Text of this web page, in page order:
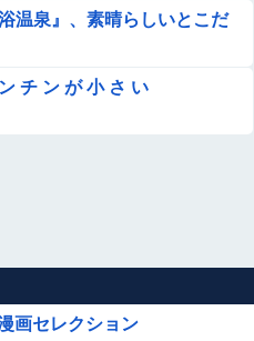
温泉』、素晴らしいとこだ
チ ン が 小 さ い
画セレクション